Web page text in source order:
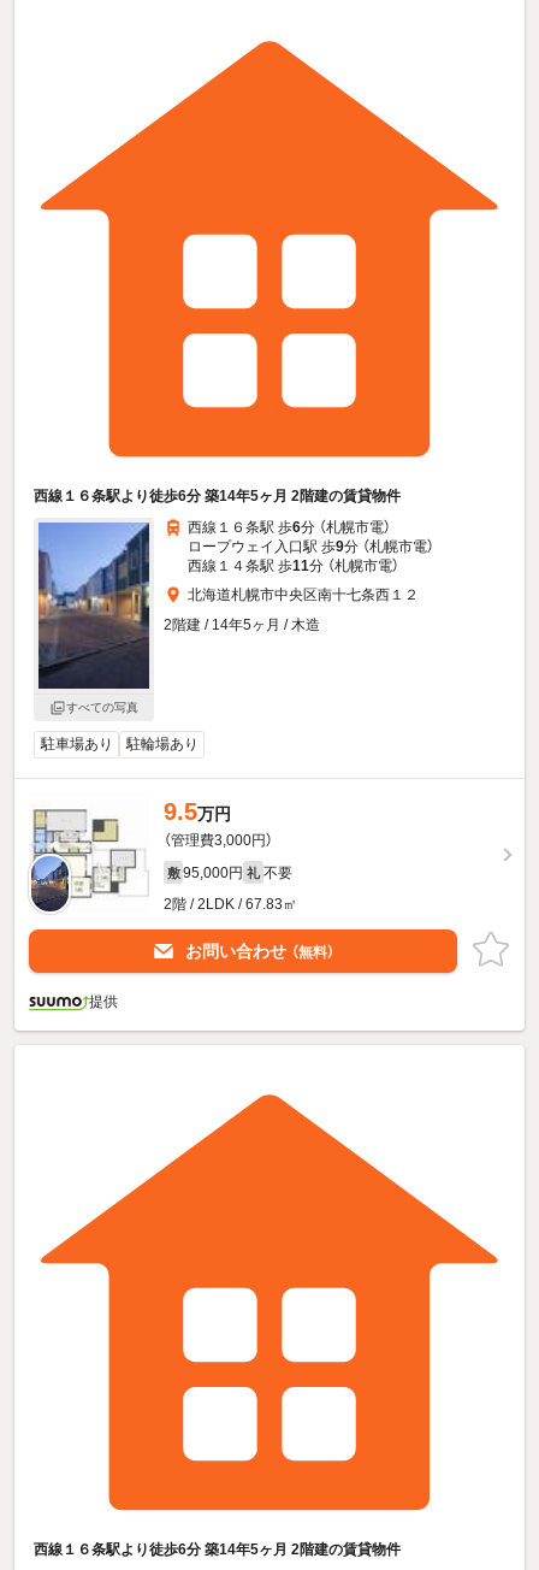
西線１６条駅より徒歩6分 築14年5ヶ月 2階建の賃貸物件
すべての写真
西線１６条駅 歩6分 （札幌市電）
ロープウェイ入口駅 歩9分 （札幌市電）
西線１４条駅 歩11分 （札幌市電）
北海道札幌市中央区南十七条西１２
2階建 / 14年5ヶ月 / 木造
駐車場あり 駐輪場あり
9.5万円
（管理費3,000円）
敷 95,000円 礼 不要
2階 / 2LDK / 67.83㎡
お問い合わせ （無料）
提供
西線１６条駅より徒歩6分 築14年5ヶ月 2階建の賃貸物件